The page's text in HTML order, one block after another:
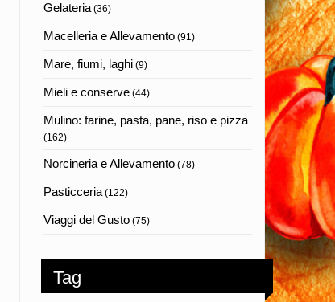
Gelateria(36)
Macelleria e Allevamento (91)
Mare, fiumi, laghi (9)
Mieli e conserve (44)
Mulino: farine, pasta, pane, riso e pizza
(162)
Norcineria e Allevamento (78)
Pasticceria(122)
Viaggi del Gusto (75)
Tag